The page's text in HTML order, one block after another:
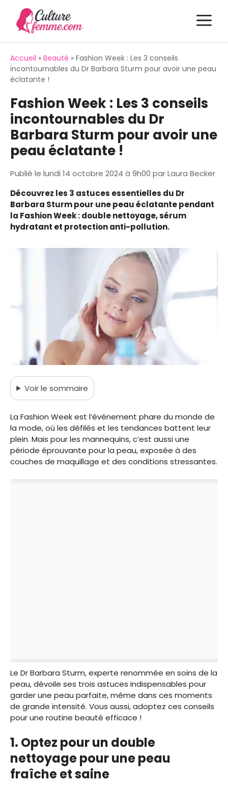
contenu
Accueil » Beauté » Fashion Week : Les 3 conseils
incontournables du Dr Barbara Sturm pour avoir une peau
éclatante !
Fashion Week : Les 3 conseils
incontournables du Dr
Barbara Sturm pour avoir une
peau éclatante !
Publié le lundi 14 octobre 2024 à 9h00 parLaura Becker
Découvrez les 3 astuces essentielles du Dr
Barbara Sturm pour une peau éclatante pendant
la Fashion Week : double nettoyage, sérum
hydratant et protection anti-pollution.
Voirle sommaire
La Fashion Week est l’événement phare du monde de
la mode, où les défilés et les tendances battent leur
plein. Mais pour les mannequins, c’est aussi une
période éprouvante pour la peau, exposée à des
couches de maquillage et des conditions stressantes.
Le Dr Barbara Sturm, experte renommée en soins de la
peau, dévoile ses trois astuces indispensables pour
garder une peau parfaite, même dans ces moments
de grande intensité. Vous aussi, adoptez ces conseils
pour une routine beauté efficace !
1. Optez pour un double
nettoyage pour une peau
fraîche et saine